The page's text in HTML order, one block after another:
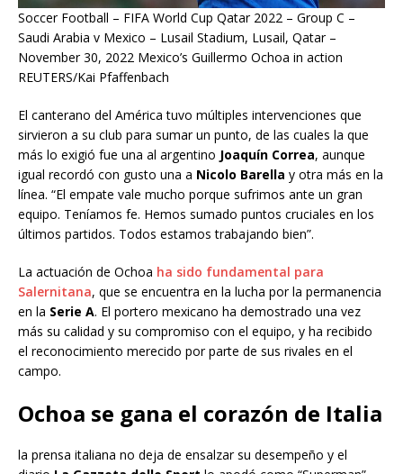
Soccer Football – FIFA World Cup Qatar 2022 – Group C –
Saudi Arabia v Mexico – Lusail Stadium, Lusail, Qatar –
November 30, 2022 Mexico’s Guillermo Ochoa in action
REUTERS/Kai Pfaffenbach
El canterano del América tuvo múltiples intervenciones que
sirvieron a su club para sumar un punto, de las cuales la que
más lo exigió fue una al argentino Joaquín Correa, aunque
igual recordó con gusto una a Nicolo Barella y otra más en la
línea. “El empate vale mucho porque sufrimos ante un gran
equipo. Teníamos fe. Hemos sumado puntos cruciales en los
últimos partidos. Todos estamos trabajando bien”.
La actuación de Ochoa ha sido fundamental para
Salernitana, que se encuentra en la lucha por la permanencia
en la Serie A. El portero mexicano ha demostrado una vez
más su calidad y su compromiso con el equipo, y ha recibido
el reconocimiento merecido por parte de sus rivales en el
campo.
Ochoa se gana el corazón de Italia
la prensa italiana no deja de ensalzar su desempeño y el